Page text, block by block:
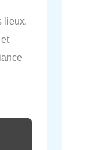
lieux.